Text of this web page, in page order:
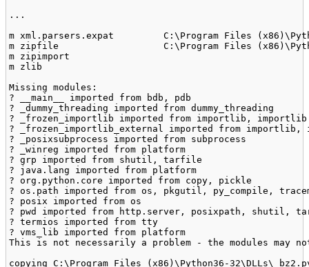
...
m xml.parsers.expat         C:\Program Files
m zipfile                   C:\Program Files
m zipimport
m zlib
Missing modules:
? __main__ imported from bdb, pdb
? _dummy_threading imported from dummy_threading
? _frozen_importlib imported from importlib,
? _frozen_importlib_external imported from
? _posixsubprocess imported from subprocess
? _winreg imported from platform
? grp imported from shutil, tarfile
? java.lang imported from platform
? org.python.core imported from copy, pickle
? os.path imported from os, pkgutil, py_compile,
? posix imported from os
? pwd imported from http.server, posixpath, shutil,
? termios imported from tty
? vms_lib imported from platform
This is not necessarily a problem - the modules may
copying C:\Program Files (x86)\Python36-